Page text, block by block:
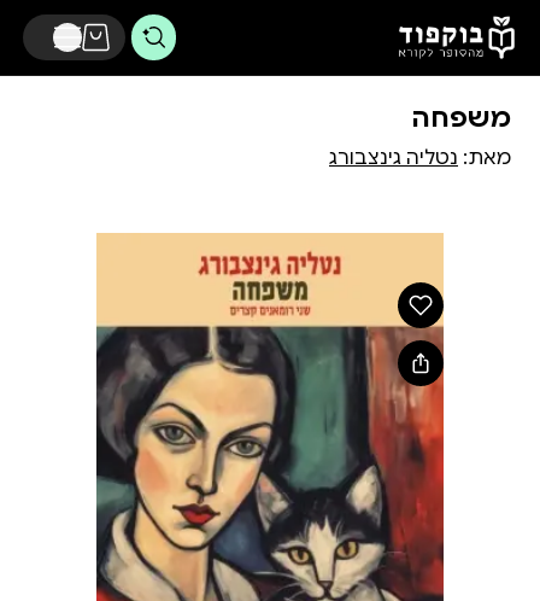
דלג לתוכן הראשי
משפחה
מאת: נטליה גינצבורג